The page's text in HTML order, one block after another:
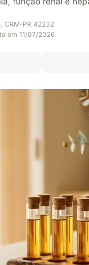
, CRM-PR 42232
em 11/07/2026
no